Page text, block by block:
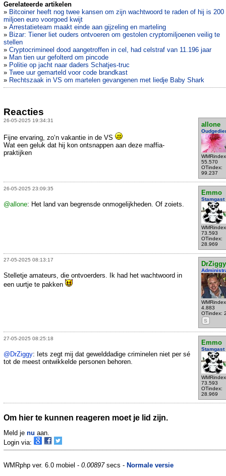
Gerelateerde artikelen
» Bitcoiner heeft nog twee kansen om zijn wachtwoord te raden of hij is 200
miljoen euro voorgoed kwijt
» Arrestatieteam maakt einde aan gijzeling en marteling
» Bizar: Tiener liet ouders ontvoeren om gestolen cryptomiljoenen veilig te
stellen
» Cryptocrimineel dood aangetroffen in cel, had celstraf van 11.196 jaar
» Man tien uur gefolterd om pincode
» Politie op jacht naar daders Schatjes-truc
» Twee uur gemarteld voor code brandkast
» Rechtszaak in VS om martelen gevangenen met liedje Baby Shark
Reacties
26-05-2025 19:34:31
allone
55.570
OTindex:
99.237
Fijne ervaring, zo‘n vakantie in de VS
Wat een geluk dat hij kon ontsnappen aan deze maffia-
praktijken
26-05-2025 23:09:35
Emmo
Stamgast
73.593
OTindex:
28.969
@allone: Het land van begrensde onmogelijkheden. Of zoiets.
27-05-2025 08:13:17
DrZiggy
4.883
OTindex:
S
Stelletje amateurs, die ontvoerders. Ik had het wachtwoord in
een uurtje te pakken
27-05-2025 08:25:18
Emmo
Stamgast
73.593
OTindex:
28.969
@DrZiggy: Iets zegt mij dat gewelddadige criminelen niet per sé
tot de meest ontwikkelde personen behoren.
Om hier te kunnen reageren moet je lid zijn.
Meld je nu aan.
Login via:
WMRphp ver. 6.0 mobiel - 0.00897secs - Normale versie